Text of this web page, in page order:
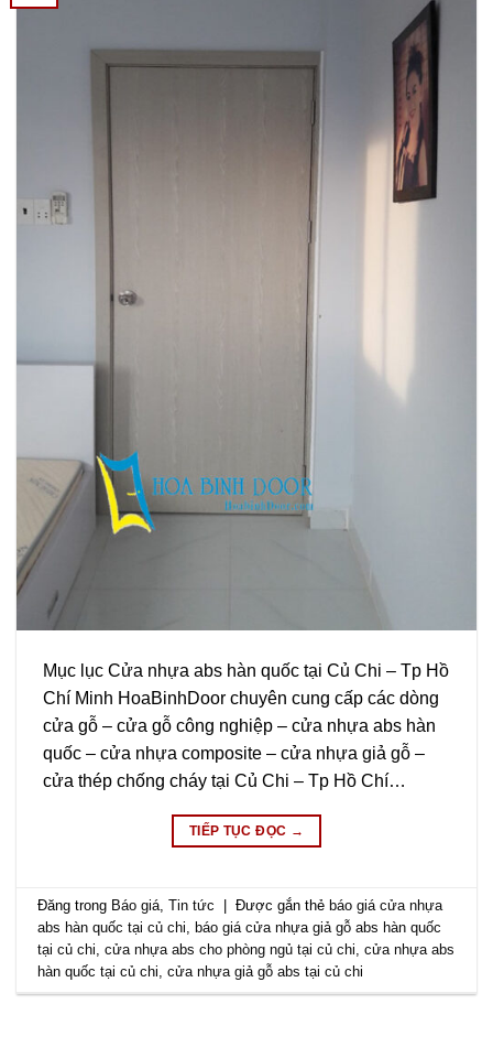
Mục lục Cửa nhựa abs hàn quốc tại Củ Chi – Tp Hồ
Chí Minh HoaBinhDoor chuyên cung cấp các dòng
cửa gỗ – cửa gỗ công nghiệp – cửa nhựa abs hàn
quốc – cửa nhựa composite – cửa nhựa giả gỗ –
cửa thép chống cháy tại Củ Chi – Tp Hồ Chí…
TIẾP TỤC ĐỌC →
Đăng trong Báo giá,Tin tức Được gắn thẻ báo giá cửa nhựa
abs hàn quốc tại củ chi, báo giá cửa nhựa giả gỗ abs hàn quốc
tại củ chi,cửa nhựa abs cho phòng ngủ tại củ chi,cửa nhựa abs
hàn quốc tại củ chi,cửa nhựa giả gỗ abs tại củ chi